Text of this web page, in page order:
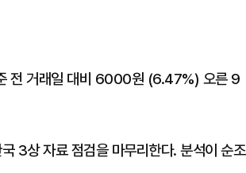
전 거래일 대비 6000원 (6.47%) 오른 9
3상 자료 점검을 마무리한다. 분석이 순조